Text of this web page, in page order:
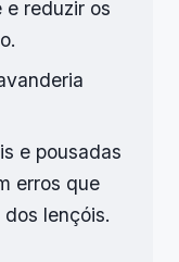
e reduzir os
e pousadas
erros que
lençóis.